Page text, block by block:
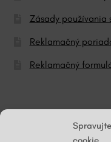
Zásady používania
Reklamačný
Reklamačný